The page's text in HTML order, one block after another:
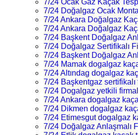
7/24 Ocak Gaz Kaçak
7/24 Doğalgaz Ocak
7/24 Ankara Doğalgaz
7/24 Ankara Doğalgaz
7/24 Başkent Doğalgaz
7/24 Doğalgaz Sertifikalı
7/24 Başkent Doğalgaz
7/24 Mamak dogalgaz
7/24 Altındag dogalgaz
7/24 Başkentgaz sertifikalı
7/24 Dogalgaz yetkili
7/24 Ankara dogalgaz
7/24 Dikmen dogalgaz
7/24 Etimesgut dogalgaz
7/24 Doğalgaz Anlaşmalı